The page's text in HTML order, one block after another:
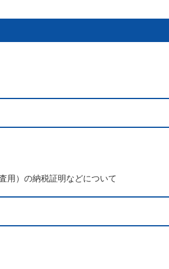
用）の納税証明などについて